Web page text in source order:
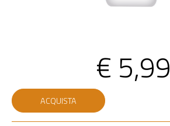
€ 5,99
Torta
Più
Spray
quantità
ACQUISTA